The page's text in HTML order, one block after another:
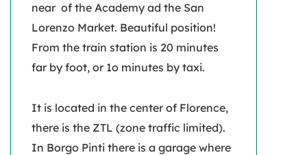
near of the Academy ad the San
Lorenzo Market. Beautiful position!
From the train station is 20 minutes
far by foot, or 1o minutes by taxi.
It is located in the center of Florence,
there is the ZTL (zone traffic limited).
In Borgo Pinti there is a garage where